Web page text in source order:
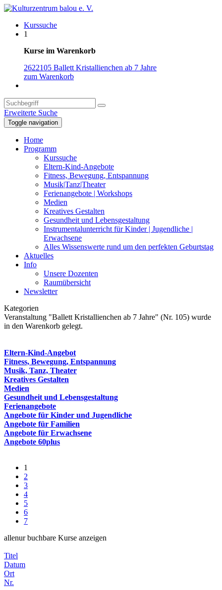
Kurssuche
1
Kurse im Warenkorb
2622105 Ballett Kristallienchen ab 7 Jahre
zum Warenkorb
Erweiterte Suche
Toggle navigation
Home
Programm
Kurssuche
Eltern-Kind-Angebote
Fitness, Bewegung, Entspannung
Musik|Tanz|Theater
Ferienangebote | Workshops
Medien
Kreatives Gestalten
Gesundheit und Lebensgestaltung
Instrumentalunterricht für Kinder | Jugendliche |
Erwachsene
Alles Wissenswerte rund um den perfekten Geburtstag
Aktuelles
Info
Unsere Dozenten
Raumübersicht
Newsletter
Kategorien
Veranstaltung "Ballett Kristallienchen ab 7 Jahre" (Nr. 105) wurde
in den Warenkorb gelegt.
Eltern-Kind-Angebot
Fitness, Bewegung, Entspannung
Musik, Tanz, Theater
Kreatives Gestalten
Medien
Gesundheit und Lebensgestaltung
Ferienangebote
Angebote für Kinder und Jugendliche
Angebote für Familien
Angebote für Erwachsene
Angebote 60plus
1
2
3
4
5
6
7
allenur buchbare Kurse anzeigen
Titel
Datum
Ort
Nr.